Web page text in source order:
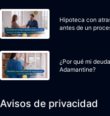
Hipoteca con
antes de un
¿Por qué mi
Adamantine?
Avisos de privacidad